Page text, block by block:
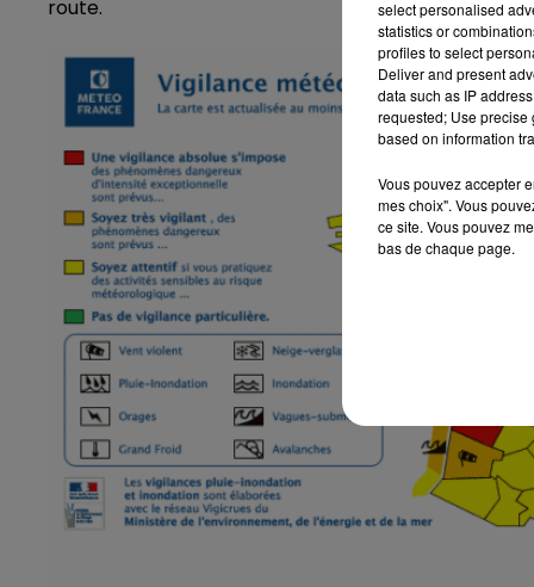
route.
select personalised
statistics or
profiles to select
Deliver and present
data such as IP
requested; Use precise
based on information
Vous pouvez accepter
mes choix". Vous
ce site. Vous pouvez
bas de chaque page.